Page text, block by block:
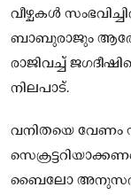
വീഴ്ചകൾ
ബാബുരാജും
രാജിവച്ച്‌
നിലപാട്.
വനിതയെ
ബൈലോ അനുസരിച്ച്